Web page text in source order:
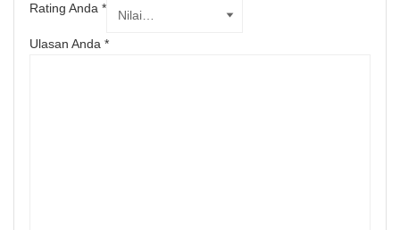
Rating Anda *
Ulasan Anda *